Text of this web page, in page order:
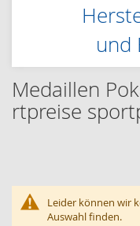
und
Medaillen
rtpreise
Leider können wir
Auswahl finden.